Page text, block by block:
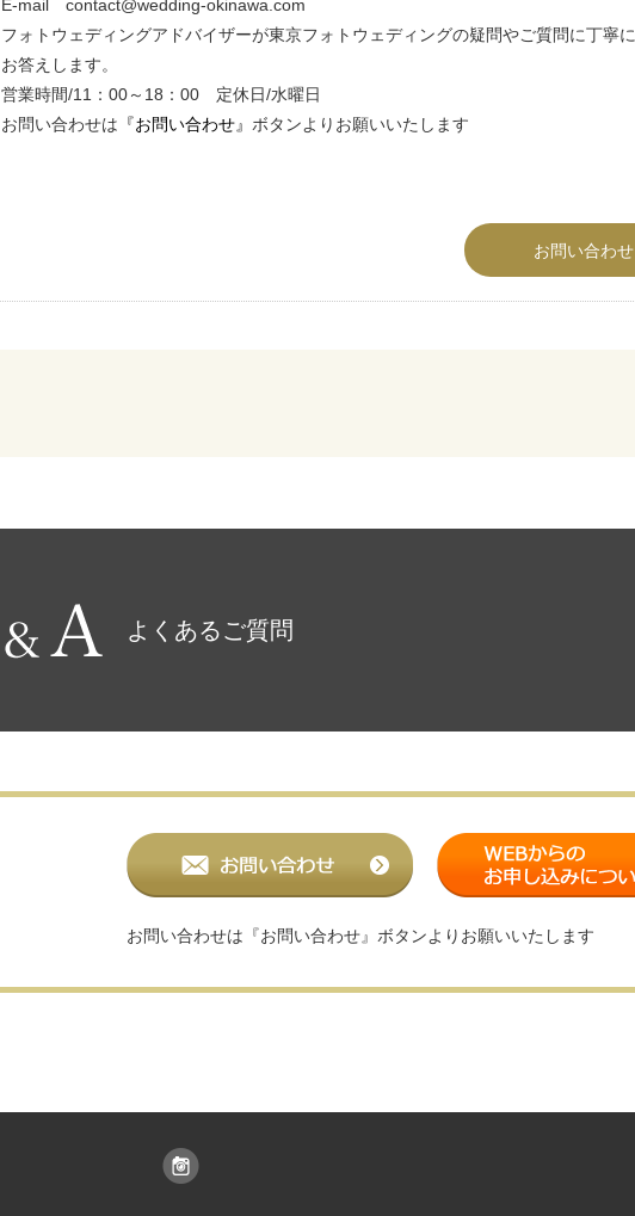
E-mail contact@wedding-okinawa.com
フォトウェディングアドバイザーが東京フォトウェディングの疑問やご質問に丁寧に
お答えします。
営業時間/11：00～18：00 定休日/水曜日
お問い合わせは 『お問い合わせ』 ボタンよりお願いいたします
お問い合わせ
よくあるご質問
お問い合わせは『お問い合わせ』ボタンよりお願いいたします